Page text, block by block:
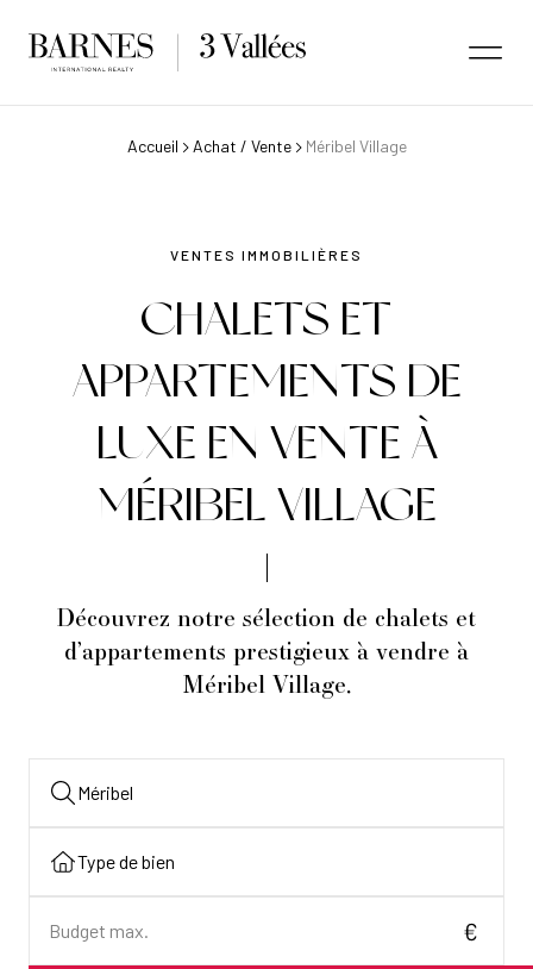
Accueil Achat / Vente Méribel Village
VENTES IMMOBILIÈRES
CHALETS ET
APPARTEMENTS DE
LUXE EN VENTE À
MÉRIBEL VILLAGE
Découvrez notre sélection de chalets et
d’appartements prestigieux à vendre à
Méribel Village.